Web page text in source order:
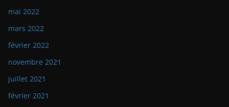
mai 2022
mars 2022
février 2022
novembre 2021
juillet 2021
février 2021